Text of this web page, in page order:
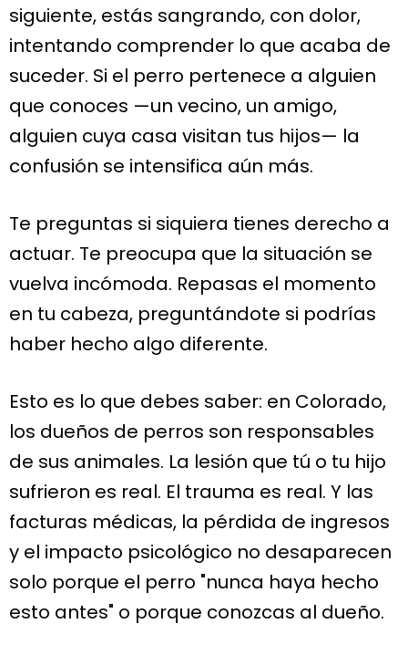
siguiente, estás sangrando, con dolor,
intentando comprender lo que acaba de
suceder. Si el perro pertenece a alguien
que conoces —un vecino, un amigo,
alguien cuya casa visitan tus hijos— la
confusión se intensifica aún más.
Te preguntas si siquiera tienes derecho a
actuar. Te preocupa que la situación se
vuelva incómoda. Repasas el momento
en tu cabeza, preguntándote si podrías
haber hecho algo diferente.
Esto es lo que debes saber: en Colorado,
los dueños de perros son responsables
de sus animales. La lesión que tú o tu hijo
sufrieron es real. El trauma es real. Y las
facturas médicas, la pérdida de ingresos
y el impacto psicológico no desaparecen
solo porque el perro "nunca haya hecho
esto antes" o porque conozcas al dueño.